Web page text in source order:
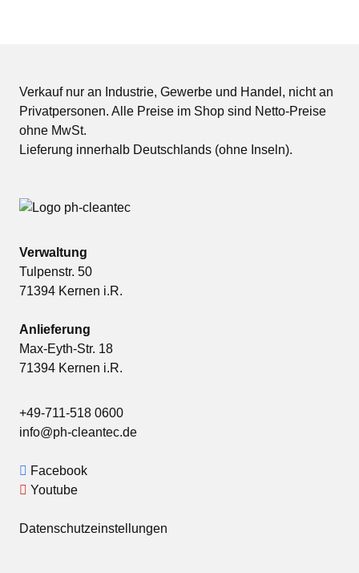
Verkauf nur an Industrie, Gewerbe und Handel, nicht an
Privatpersonen. Alle Preise im Shop sind Netto-Preise
ohne MwSt.
Lieferung innerhalb Deutschlands (ohne Inseln).
Verwaltung
Tulpenstr. 50
71394 Kernen i.R.
Anlieferung
Max-Eyth-Str. 18
71394 Kernen i.R.
+49-711-518 0600
info@ph-cleantec.de
Facebook
Youtube
Datenschutzeinstellungen